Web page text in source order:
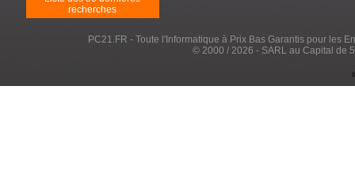
recherches
PC21.FR - Toute l'Informatique à Prix Bas Garantis pour les
© 2000 / 2026 - SARL au Capital de